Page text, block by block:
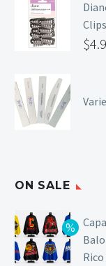
Clips
$
ON SALE
Rico